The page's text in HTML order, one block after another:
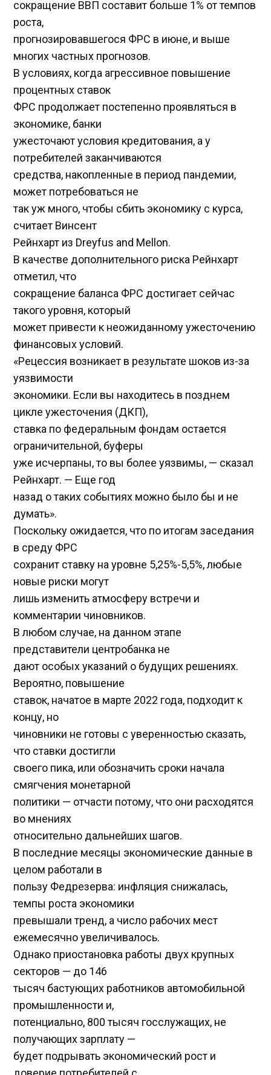
сокращение ВВП составит больше 1% от темпов
роста,
прогнозировавшегося ФРС в июне, и выше
многих частных прогнозов.
В условиях, когда агрессивное повышение
процентных ставок
ФРС продолжает постепенно проявляться в
экономике, банки
ужесточают условия кредитования, а у
потребителей заканчиваются
средства, накопленные в период пандемии,
может потребоваться не
так уж много, чтобы сбить экономику с курса,
считает Винсент
Рейнхарт из Dreyfus and Mellon.
В качестве дополнительного риска Рейнхарт
отметил, что
сокращение баланса ФРС достигает сейчас
такого уровня, который
может привести к неожиданному ужесточению
финансовых условий.
«Рецессия возникает в результате шоков из-за
уязвимости
экономики. Если вы находитесь в позднем
цикле ужесточения (ДКП),
ставка по федеральным фондам остается
ограничительной, буферы
уже исчерпаны, то вы более уязвимы, — сказал
Рейнхарт. — Еще год
назад о таких событиях можно было бы и не
думать».
Поскольку ожидается, что по итогам заседания
в среду ФРС
сохранит ставку на уровне 5,25%-5,5%, любые
новые риски могут
лишь изменить атмосферу встречи и
комментарии чиновников.
В любом случае, на данном этапе
представители центробанка не
дают особых указаний о будущих решениях.
Вероятно, повышение
ставок, начатое в марте 2022 года, подходит к
концу, но
чиновники не готовы с уверенностью сказать,
что ставки достигли
своего пика, или обозначить сроки начала
смягчения монетарной
политики — отчасти потому, что они расходятся
во мнениях
относительно дальнейших шагов.
В последние месяцы экономические данные в
целом работали в
пользу Федрезерва: инфляция снижалась,
темпы роста экономики
превышали тренд, а число рабочих мест
ежемесячно увеличивалось.
Однако приостановка работы двух крупных
секторов — до 146
тысяч бастующих работников автомобильной
промышленности и,
потенциально, 800 тысяч госслужащих, не
получающих зарплату —
будет подрывать экономический рост и